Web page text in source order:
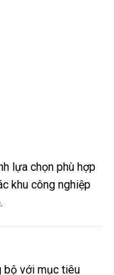
lựa chọn phù hợp
khu công nghiệp
bộ với mục tiêu